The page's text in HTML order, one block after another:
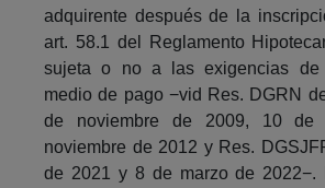
adquirente después de la
art. 58.1 del Reglamento
sujeta o no a las exigencias de
medio de pago −vid Res. DGRN
de noviembre de 2009, 10
noviembre de 2012 y Res.
de 2021 y 8 de marzo de 2022−.